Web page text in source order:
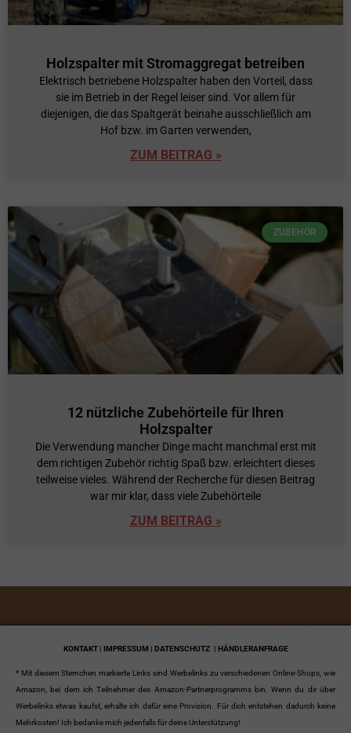
Holzspalter mit Stromaggregat betreiben
Elektrisch betriebene Holzspalter haben den Vorteil, dass
sie im Betrieb in der Regel leiser sind. Vor allem für
diejenigen, die das Spaltgerät beinahe ausschließlich am
Hof bzw. im Garten verwenden,
ZUM BEITRAG »
ZUBEHÖR
12 nützliche Zubehörteile für Ihren
Holzspalter
Die Verwendung mancher Dinge macht manchmal erst mit
dem richtigen Zubehör richtig Spaß bzw. erleichtert dieses
teilweise vieles. Während der Recherche für diesen Beitrag
war mir klar, dass viele Zubehörteile
ZUM BEITRAG »
KONTAKT | IMPRESSUM | DATENSCHUTZ | HÄNDLERANFRAGE
* Mit diesem Sternchen markierte Links sind Werbelinks zu verschiedenen Online-Shops, wie
Amazon, bei dem ich Teilnehmer des Amazon-Partnerprogramms bin. Wenn du dir über
Werbelinks etwas kaufst, erhalte ich dafür eine Provision. Für dich entstehen dadurch keine
Mehrkosten! Ich bedanke mich jedenfalls für deine Unterstützung!